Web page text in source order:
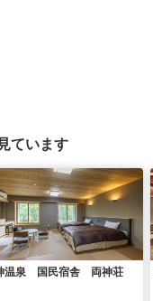
ています
温泉 国民宿舎 両神荘